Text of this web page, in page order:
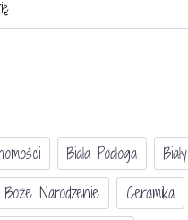
Biała Podłoga
Biały
Boże Narodzenie
Ceramika